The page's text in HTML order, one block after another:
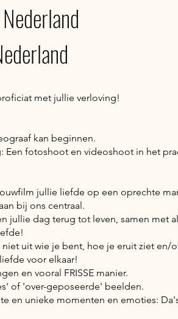
met jullie verloving!
kan beginnen.
Een fotoshoot en videoshoot in het
jullie liefde op een oprechte
bij ons centraal.
jullie dag terug tot leven, samen met
niet uit wie je bent, hoe je eruit ziet
voor elkaar!
en vooral FRISSE manier.
of 'over-geposeerde' beelden.
en unieke momenten en emoties: